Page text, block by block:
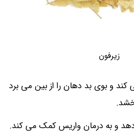
زیرفون
کند و بوی بد دهان را از بین می برد